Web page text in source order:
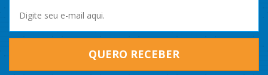
QUERO RECEBER